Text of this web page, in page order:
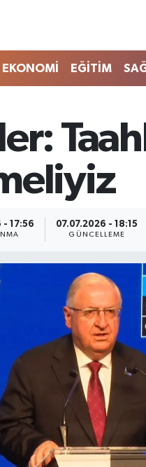
EKONOMİ EĞİTİM
- 17:56 07.07.2026 - 18:15
GÜNCELLEME